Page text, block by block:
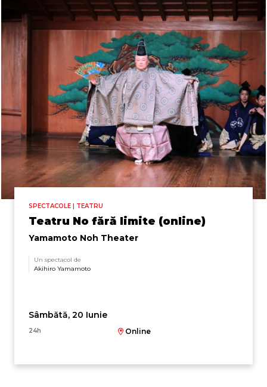
SPECTACOLE | TEATRU
Teatru No fără limite (online)
Yamamoto Noh Theater
Un spectacol de
Akihiro Yamamoto
Sâmbătă, 20 Iunie
24h Online